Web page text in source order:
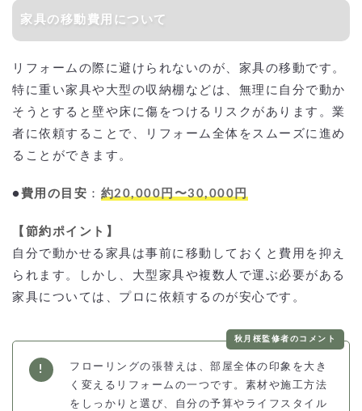
家具の移動費用について
リフォームの際に避けられないのが、家具の移動です。
特に重い家具や大型の収納棚などは、無理に自分で動か
そうとすると壁や床に傷をつけるリスクがあります。業
者に依頼することで、リフォーム全体をスムーズに進め
ることができます。
●費用の目安 ： 約20,000円〜30,000円
【節約ポイント 】
自分で動かせる家具は事前に移動しておくと費用を抑え
られます。しかし、大型家具や複数人で運ぶ必要がある
家具については、プロに依頼するのが安心です。
秋月桜監修者のコメント
フローリングの張替えは、部屋全体の印象を大き
く変えるリフォームの一つです。素材や施工方法
をしっかりと選び、自分の予算やライフスタイル